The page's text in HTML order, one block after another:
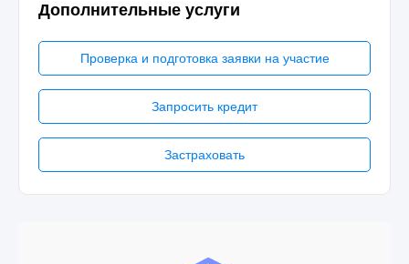
Дополнительные услуги
Проверка и подготовка заявки на участие
Запросить кредит
Застраховать